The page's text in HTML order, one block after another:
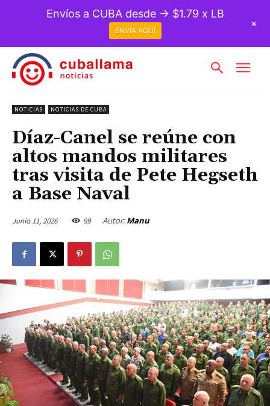
NOTICIAS NOTICIAS DE CUBA
Díaz-Canel se reúne con
altos mandos militares
tras visita de Pete Hegseth
a Base Naval
Junio 11, 2026 99 Autor: Manu
Envíos a CUBA desde → $1.79 x LB
ENVÍA AQUÍ
+